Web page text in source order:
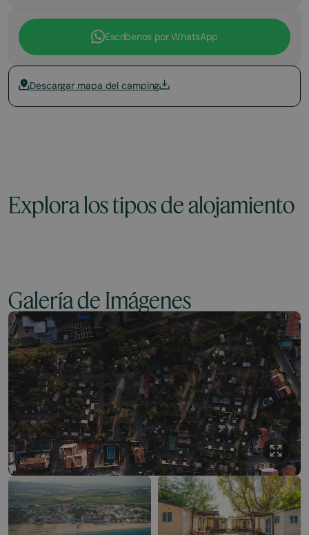
Escríbenos por WhatsApp
Descargar mapa del camping
Explora los tipos de alojamiento
Galería de Imágenes